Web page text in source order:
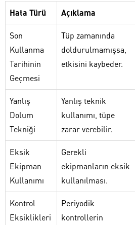
Hata Türü Açıklama
Son
Kullanma
Tarihinin
Geçmesi
Tüp zamanında
doldurulmamışsa,
etkisini kaybeder.
Yanlış
Dolum
Tekniği
Yanlış teknik
kullanımı, tüpe
zarar verebilir.
Eksik
Ekipman
Kullanımı
Gerekli
ekipmanların eksik
kullanılması.
Kontrol
Eksiklikleri
Periyodik
kontrollerin